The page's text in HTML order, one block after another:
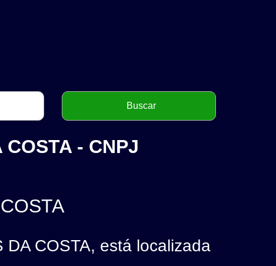
- CNPJ
COSTA, está localizada